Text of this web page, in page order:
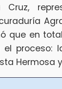
Cruz,
que en
proceso:
Hermosa